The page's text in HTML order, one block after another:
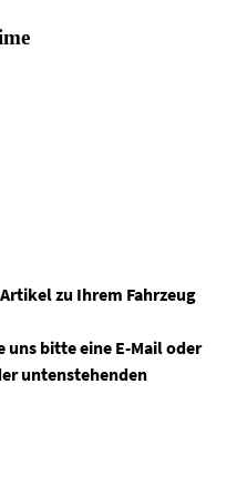
zu Ihrem Fahrzeug
uns bitte eine E-Mail oder
untenstehenden